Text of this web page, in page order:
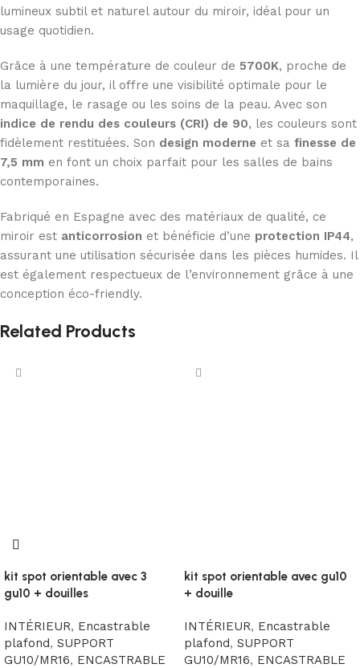
lumineux subtil et naturel autour du miroir, idéal pour un
usage quotidien.
Grâce à une température de couleur de 5700K, proche de
la lumière du jour, il offre une visibilité optimale pour le
maquillage, le rasage ou les soins de la peau. Avec son
indice de rendu des couleurs (CRI) de 90, les couleurs sont
fidèlement restituées. Son design moderne et sa finesse de
7,5 mm en font un choix parfait pour les salles de bains
contemporaines.
Fabriqué en Espagne avec des matériaux de qualité, ce
miroir est anticorrosion et bénéficie d’une protection IP44,
assurant une utilisation sécurisée dans les pièces humides. Il
est également respectueux de l’environnement grâce à une
conception éco-friendly.
Related Products
kit spot orientable avec 3
gu10 + douilles
INTÉRIEUR, Encastrable
plafond, SUPPORT
GU10/MR16, ENCASTRABLE
kit spot orientable avec gu10
+ douille
INTÉRIEUR, Encastrable
plafond, SUPPORT
GU10/MR16, ENCASTRABLE